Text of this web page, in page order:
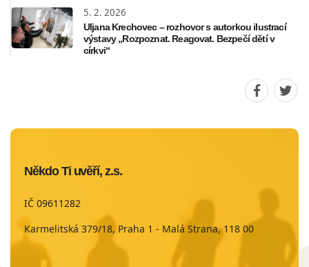
5. 2. 2026
Uljana Krechovec – rozhovor s autorkou ilustrací
výstavy „Rozpoznat. Reagovat. Bezpečí dětí v
církvi“
Sdílet
na
Někdo Ti uvěří, z.s.
IČ 09611282
Karmelitská 379/18, Praha 1 - Malá Strana, 118 00